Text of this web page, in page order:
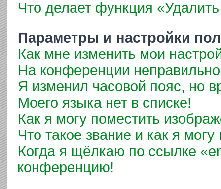
Что делает функция
Параметры и настройки
Как мне изменить мои
На конференции
Я изменил часовой пояс, но
Моего языка нет в списке!
Как я могу поместить
Что такое звание и как я могу
Когда я щёлкаю по ссылке
конференцию!